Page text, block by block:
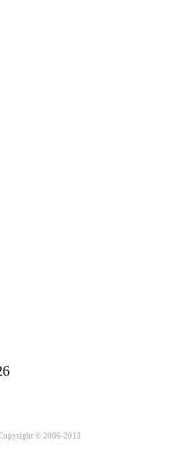
© 2006-2013